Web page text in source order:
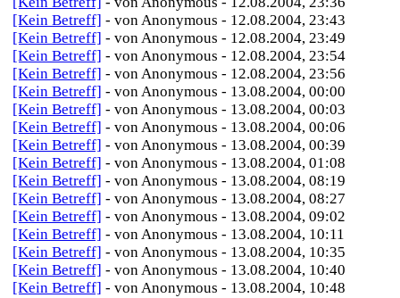
[Kein Betreff] - von Anonymous - 12.08.2004, 23:43
[Kein Betreff] - von Anonymous - 12.08.2004, 23:49
[Kein Betreff] - von Anonymous - 12.08.2004, 23:54
[Kein Betreff] - von Anonymous - 12.08.2004, 23:56
[Kein Betreff] - von Anonymous - 13.08.2004, 00:00
[Kein Betreff] - von Anonymous - 13.08.2004, 00:03
[Kein Betreff] - von Anonymous - 13.08.2004, 00:06
[Kein Betreff] - von Anonymous - 13.08.2004, 00:39
[Kein Betreff] - von Anonymous - 13.08.2004, 01:08
[Kein Betreff] - von Anonymous - 13.08.2004, 08:19
[Kein Betreff] - von Anonymous - 13.08.2004, 08:27
[Kein Betreff] - von Anonymous - 13.08.2004, 09:02
[Kein Betreff] - von Anonymous - 13.08.2004, 10:11
[Kein Betreff] - von Anonymous - 13.08.2004, 10:35
[Kein Betreff] - von Anonymous - 13.08.2004, 10:40
[Kein Betreff] - von Anonymous - 13.08.2004, 10:48